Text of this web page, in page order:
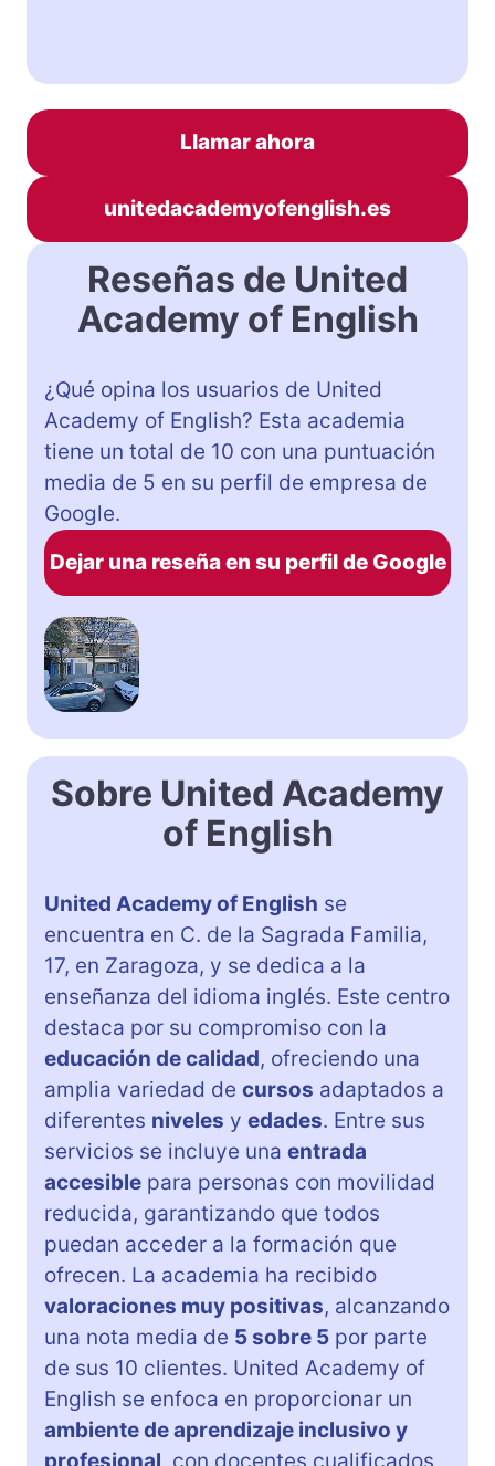
Llamar ahora
unitedacademyofenglish.es
Reseñas de United
Academy of English
¿Qué opina los usuarios de United
Academy of English? Esta academia
tiene un total de 10 con una puntuación
media de 5 en su perfil de empresa de
Google.
Dejar una reseña en su perfil de Google
Sobre United Academy
of English
United Academy of English se
encuentra en C. de la Sagrada Familia,
17, en Zaragoza, y se dedica a la
enseñanza del idioma inglés. Este centro
destaca por su compromiso con la
educación de calidad, ofreciendo una
amplia variedad de cursos adaptados a
diferentes niveles y edades. Entre sus
servicios se incluye una entrada
accesible para personas con movilidad
reducida, garantizando que todos
puedan acceder a la formación que
ofrecen. La academia ha recibido
valoraciones muy positivas, alcanzando
una nota media de 5 sobre 5 por parte
de sus 10 clientes. United Academy of
English se enfoca en proporcionar un
ambiente de aprendizaje inclusivo y
profesional , con docentes cualificados